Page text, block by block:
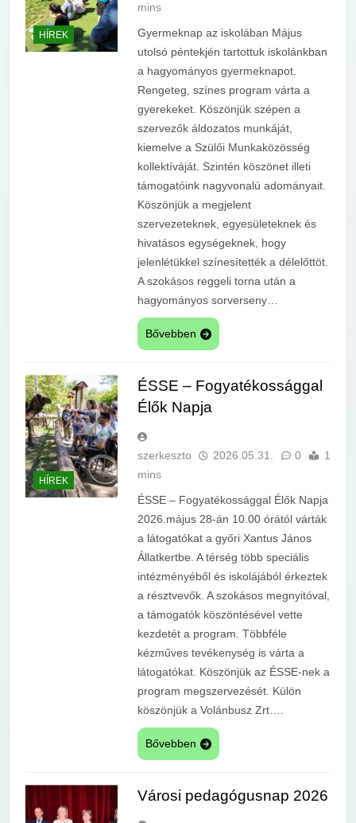
HÍREK
mins
Gyermeknap az iskolában Május
utolsó péntekjén tartottuk iskolánkban
a hagyományos gyermeknapot.
Rengeteg, színes program várta a
gyerekeket. Köszönjük szépen a
szervezők áldozatos munkáját,
kiemelve a Szülői Munkaközösség
kollektíváját. Szintén köszönet illeti
támogatóink nagyvonalú adományait.
Köszönjük a megjelent
szervezeteknek, egyesületeknek és
hivatásos egységeknek, hogy
jelenlétükkel színesítették a délelőttöt.
A szokásos reggeli torna után a
hagyományos sorverseny…
Bővebben
HÍREK
ÉSSE – Fogyatékossággal
Élők Napja
szerkeszto 2026.05.31. 0
1
mins
ÉSSE – Fogyatékossággal Élők Napja
2026.május 28-án 10.00 órától várták
a látogatókat a győri Xantus János
Állatkertbe. A térség több speciális
intézményéből és iskolájából érkeztek
a résztvevők. A szokásos megnyitóval,
a támogatók köszöntésével vette
kezdetét a program. Többféle
kézműves tevékenység is várta a
látogatókat. Köszönjük az ÉSSE-nek a
program megszervezését. Külön
köszönjük a Volánbusz Zrt….
Bővebben
Városi pedagógusnap 2026